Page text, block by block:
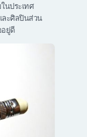
นประเทศ
ละศิลปินส่วน
ยู่ดี